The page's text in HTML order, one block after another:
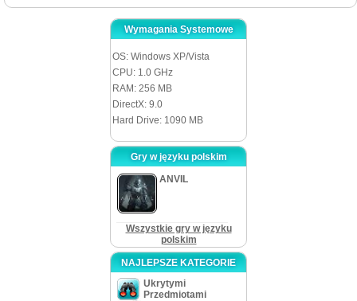
Wymagania Systemowe
OS: Windows XP/Vista
CPU: 1.0 GHz
RAM: 256 MB
DirectX: 9.0
Hard Drive: 1090 MB
Gry w języku polskim
ANVIL
Wszystkie gry w języku
polskim
NAJLEPSZE KATEGORIE
Ukrytymi
Przedmiotami